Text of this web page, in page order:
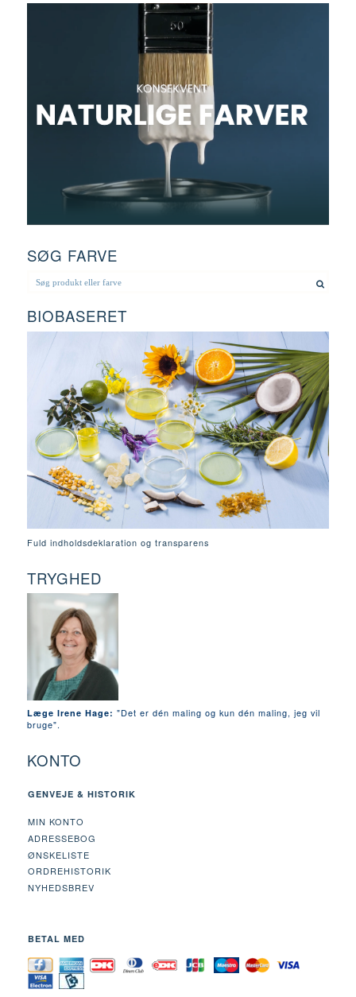
SØG FARVE
BIOBASERET
Fuld indholdsdeklaration og transparens
TRYGHED
Læge Irene Hage: "Det er dén maling og kun dén maling, jeg vil
bruge".
KONTO
GENVEJE & HISTORIK
MIN KONTO
ADRESSEBOG
ØNSKELISTE
ORDREHISTORIK
NYHEDSBREV
BETAL MED